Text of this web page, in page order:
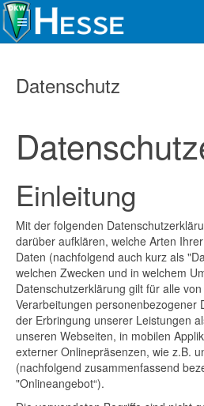
Datenschutz
Einleitung
Mit der folgenden
darüber aufklären, welche Arten
Daten (nachfolgend auch kurz als
welchen Zwecken und in welchem
Datenschutzerklärung gilt für alle
Verarbeitungen personenbezogener
der Erbringung unserer Leistungen
unseren Webseiten, in mobilen
externer Onlinepräsenzen, wie z.B.
(nachfolgend zusammenfassend
"Onlineangebot“).